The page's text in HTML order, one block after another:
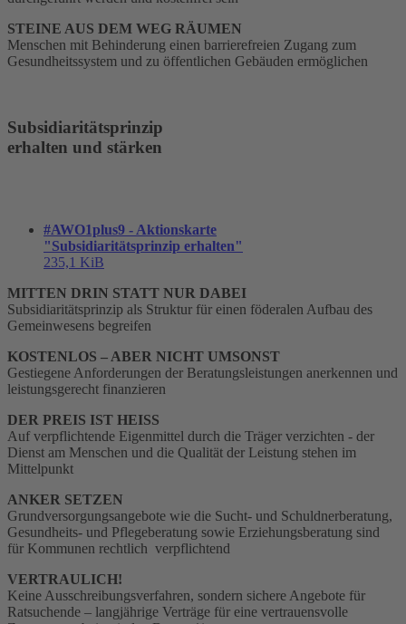
STEINE AUS DEM WEG RÄUMEN
Menschen mit Behinderung einen barrierefreien Zugang zum
Gesundheitssystem und zu öffentlichen Gebäuden ermöglichen
Subsidiaritätsprinzip
erhalten und stärken
#AWO1plus9 - Aktionskarte
"Subsidiaritätsprinzip erhalten"
235,1 KiB
MITTEN DRIN STATT NUR DABEI
Subsidiaritätsprinzip als Struktur für einen föderalen Aufbau des
Gemeinwesens begreifen
KOSTENLOS – ABER NICHT UMSONST
Gestiegene Anforderungen der Beratungsleistungen anerkennen und
leistungsgerecht finanzieren
DER PREIS IST HEISS
Auf verpflichtende Eigenmittel durch die Träger verzichten - der
Dienst am Menschen und die Qualität der Leistung stehen im
Mittelpunkt
ANKER SETZEN
Grundversorgungsangebote wie die Sucht- und Schuldnerberatung,
Gesundheits- und Pflegeberatung sowie Erziehungsberatung sind
für Kommunen rechtlich verpflichtend
VERTRAULICH!
Keine Ausschreibungsverfahren, sondern sichere Angebote für
Ratsuchende – langjährige Verträge für eine vertrauensvolle